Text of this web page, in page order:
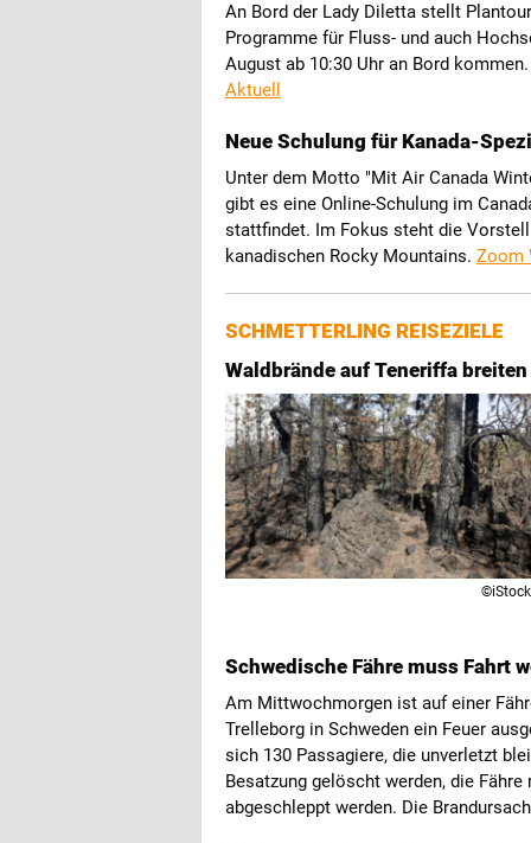
An Bord der Lady Diletta stellt
Programme für Fluss- und auch
August ab 10:30 Uhr an Bord
Aktuell
Neue Schulung für Kanada-
Unter dem Motto "Mit Air Canada
gibt es eine Online-Schulung im
stattfindet. Im Fokus steht die
kanadischen Rocky Mountains. Zoom
SCHMETTERLING REISEZIELE
Waldbrände auf Teneriffa
Schwedische Fähre muss Fahrt
Am Mittwochmorgen ist auf einer
Trelleborg in Schweden ein Feuer
sich 130 Passagiere, die unverletzt
Besatzung gelöscht werden, die
abgeschleppt werden. Die